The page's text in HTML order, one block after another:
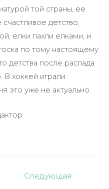
той страны, ее
детство,
елки пахли елками, и
по тому настоящему
детства после распада
В хоккей играли
это уже не актуально.
Следующая